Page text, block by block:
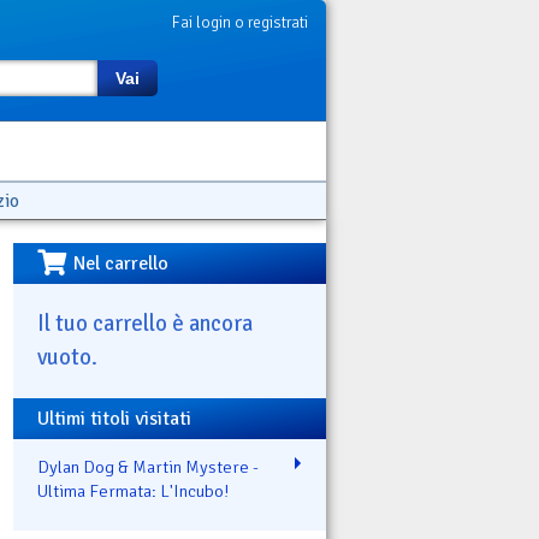
Fai login o registrati
Vai
Nel carrello
Il tuo carrello è ancora
vuoto.
Ultimi titoli visitati
Dylan Dog & Martin Mystere -
Ultima Fermata: L'Incubo!